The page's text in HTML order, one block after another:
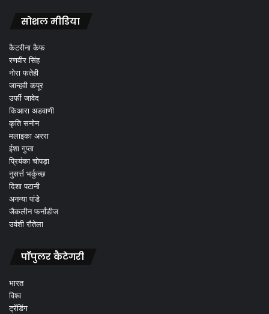
सोशल मीडिया
कैटरीना कैफ
रणवीर सिंह
नोरा फतेही
जान्हवी कपूर
उर्फी जावेद
किआरा अडवाणी
कृति सनोन
मलाइका अररा
ईशा गुप्ता
प्रियंका चोपड़ा
नुसर्त्त भर्कुच्छ
दिशा पटानी
अनन्या पांडे
जैकलीन फर्नांडीज
उर्वशी रौतेला
पॉपुलर कैटेगरी
भारत
विश्व
ट्रेंडिंग